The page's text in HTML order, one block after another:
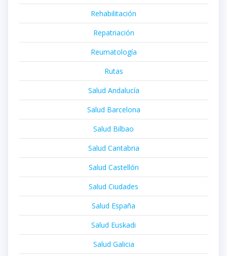
Rehabilitación
Repatriación
Reumatología
Rutas
Salud Andalucía
Salud Barcelona
Salud Bilbao
Salud Cantabria
Salud Castellón
Salud Ciudades
Salud España
Salud Euskadi
Salud Galicia